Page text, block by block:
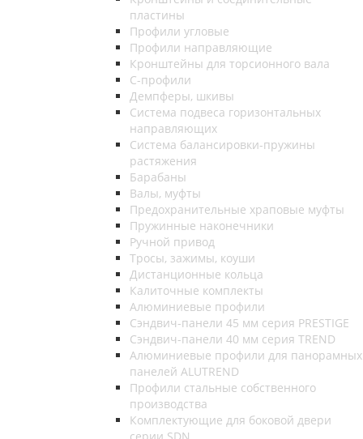
пластины
Профили угловые
Профили направляющие
Кронштейны для торсионного вала
С-профили
Демпферы, шкивы
Система подвеса горизонтальных
направляющих
Система балансировки-пружины
растяжения
Барабаны
Валы, муфты
Предохранительные храповые муфты
Пружинные наконечники
Ручной привод
Тросы, зажимы, коуши
Дистанционные кольца
Калиточные комплекты
Алюминиевые профили
Сэндвич-панели 45 мм серия PRESTIGE
Сэндвич-панели 40 мм серия TREND
Алюминиевые профили для панорамных
панелей ALUTREND
Профили стальные собственного
производства
Комплектующие для боковой двери
серии SDN